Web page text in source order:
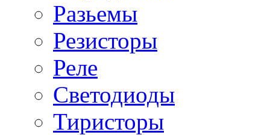
Разьемы
Резисторы
Реле
Светодиоды
Тиристоры